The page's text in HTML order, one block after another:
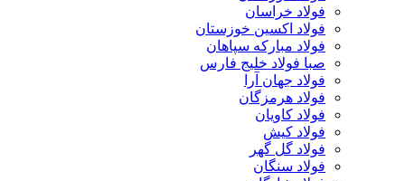
فولاد خراسان
فولاد اکسین خوزستان
فولاد مبارکه سپاهان
صبا فولاد خلیج فارس
فولاد جهان آرا
فولاد هرمزگان
فولاد کاویان
فولاد کیش
فولاد گل گهر
فولاد سنگان